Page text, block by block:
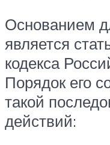
Основанием
является
кодекса
Порядок его
такой
действий: